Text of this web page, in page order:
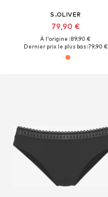
S.OLIVER
79,90 €
À l'origine : 89,90 €
Dernier prix le plus bas :79,90 €